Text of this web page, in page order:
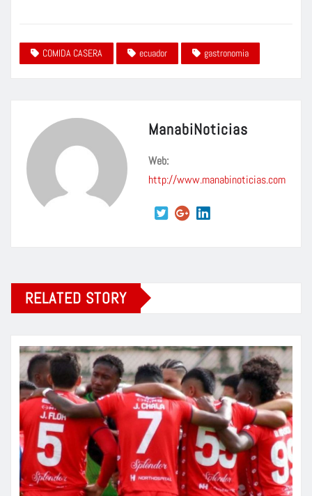
COMIDA CASERA ecuador gastronomia
ManabiNoticias
Web:
http://www.manabinoticias.com
RELATED STORY